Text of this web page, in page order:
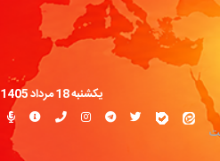
یکشنبه 18 مرداد 1405